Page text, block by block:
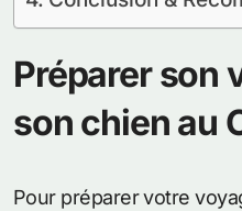
Préparer son
son chien au
Pour préparer votre